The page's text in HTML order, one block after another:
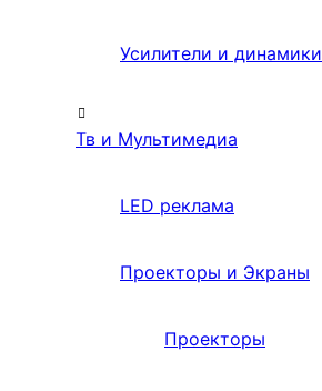
Усилители и динамики
Тв и Мультимедиа
LED реклама
Проекторы и Экраны
Проекторы